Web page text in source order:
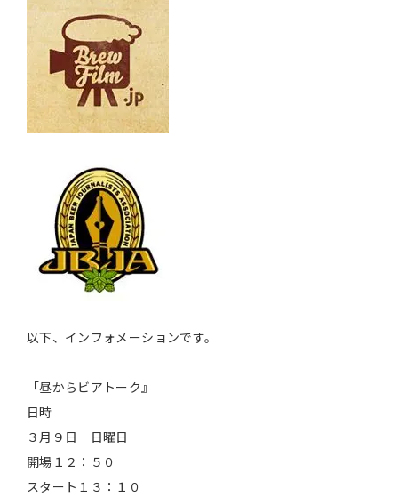
以下、インフォメーションです。
「昼からビアトーク』
日時
３月９日 日曜日
開場１２：５０
スタート１３：１０